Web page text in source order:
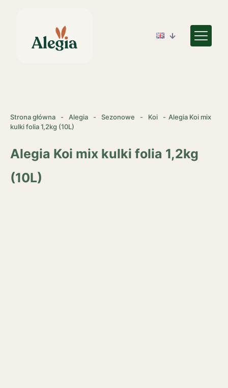
Strona główna - Alegia - Sezonowe - Koi - Alegia Koi mix
kulki folia 1,2kg (10L)
Alegia Koi mix kulki folia 1,2kg
(10L)